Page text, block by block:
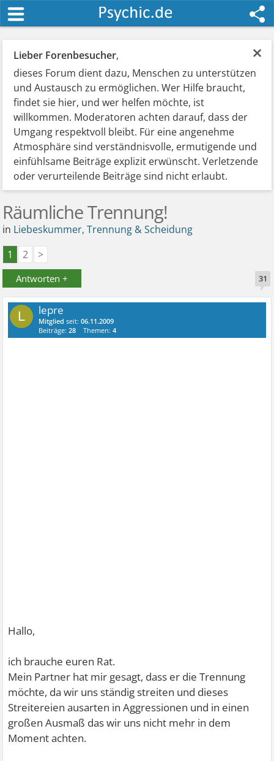
×
Lieber Forenbesucher,
dieses Forum dient dazu, Menschen zu unterstützen
und Austausch zu ermöglichen. Wer Hilfe braucht,
findet sie hier, und wer helfen möchte, ist
willkommen. Moderatoren achten darauf, dass der
Umgang respektvoll bleibt. Für eine angenehme
Atmosphäre sind verständnisvolle, ermutigende und
einfühlsame Beiträge explizit erwünscht. Verletzende
oder verurteilende Beiträge sind nicht erlaubt.
Räumliche Trennung!
in Liebeskummer, Trennung & Scheidung
1
2 >
Antworten + 31
L lepre
Mitglied seit:06.11.2009
Beiträge:28 Themen:4
Hallo,
ich brauche euren Rat.
Mein Partner hat mir gesagt, dass er die Trennung
möchte, da wir uns ständig streiten und dieses
Streitereien ausarten in Aggressionen und in einen
großen Ausmaß das wir uns nicht mehr in dem
Moment achten.